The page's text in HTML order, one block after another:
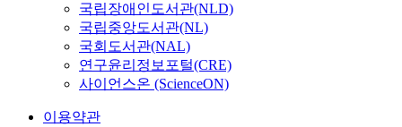
국립장애인도서관(NLD)
국립중앙도서관(NL)
국회도서관(NAL)
연구윤리정보포털(CRE)
사이언스온 (ScienceON)
이용약관